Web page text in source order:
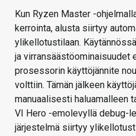
Kun Ryzen Master -
kerrointa, alusta siirtyy
ylikellotustilaan.
ja virransäästöominaisuudet
prosessorin käyttöjännite
volttiin. Tämän jälkeen
manuaalisesti haluamalleen
VI Hero -emolevyllä debug-
järjestelmä siirtyy